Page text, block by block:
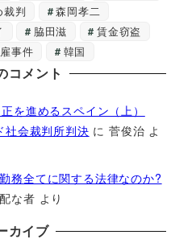
裁判
森岡孝二
脇田滋
賃金窃盗
事件 韓国
コメント
を進めるスペイン（上）
社会裁判所判決 に菅俊治 よ
務全てに関する法律なのか?
な者 より
カイブ